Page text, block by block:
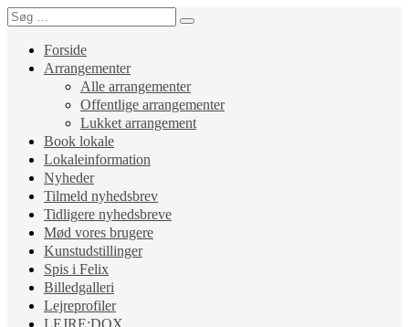
Forside
Arrangementer
Alle arrangementer
Offentlige arrangementer
Lukket arrangement
Book lokale
Lokaleinformation
Nyheder
Tilmeld nyhedsbrev
Tidligere nyhedsbreve
Mød vores brugere
Kunstudstillinger
Spis i Felix
Billedgalleri
Lejreprofiler
LEJRE:DOX